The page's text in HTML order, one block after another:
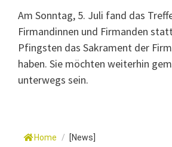
Am Sonntag, 5. Juli fand das
Firmandinnen und Firmanden
Pfingsten das Sakrament der
haben. Sie möchten weiterhin
unterwegs sein.
Home / [News]